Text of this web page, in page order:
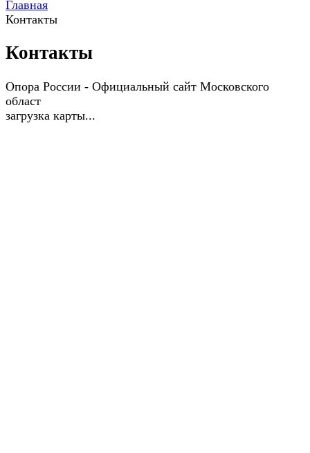
Главная
Контакты
Контакты
Опора России - Официальный сайт Московского
област
загрузка карты...